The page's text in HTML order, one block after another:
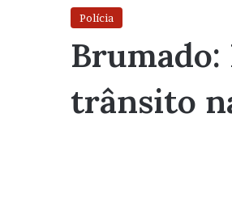
Polícia
trânsito